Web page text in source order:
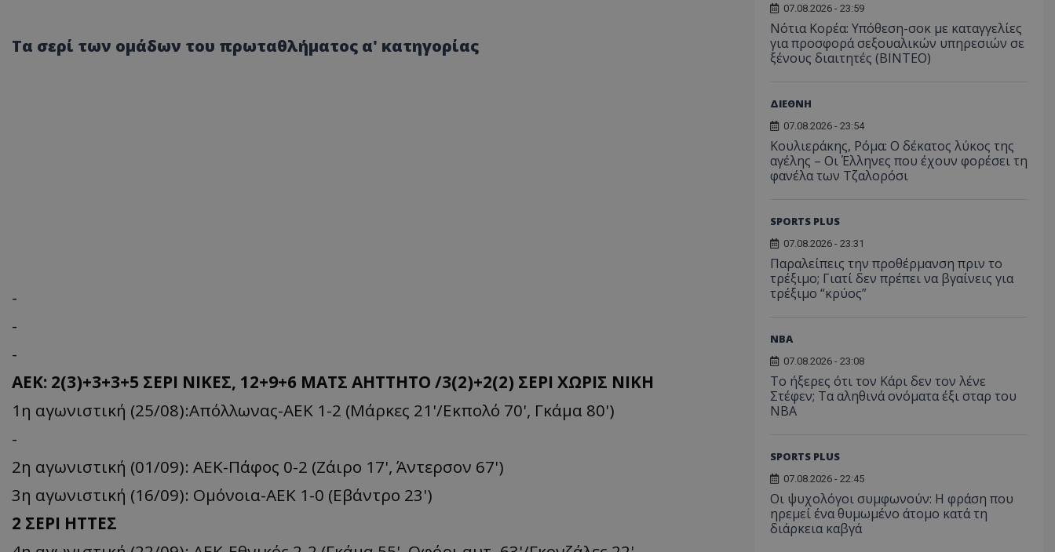
Tα σερί των ομάδων του πρωταθλήματος α' κατηγορίας
-
-
-
ΑΕΚ: 2(3)+3+3+5 ΣΕΡΙ ΝΙΚΕΣ, 12+9+6 ΜΑΤΣ ΑΗΤΤΗΤΟ /3(2)+2(2) ΣΕΡΙ ΧΩΡΙΣ ΝΙΚΗ
1η αγωνιστική (25/08):Απόλλωνας-ΑΕΚ 1-2 (Μάρκες 21'/Εκπολό 70', Γκάμα 80')
-
2η αγωνιστική (01/09): ΑΕΚ-Πάφος 0-2 (Ζάιρο 17', Άντερσον 67')
3η αγωνιστική (16/09): Ομόνοια-ΑΕΚ 1-0 (Εβάντρο 23')
2 ΣΕΡΙ ΗΤΤΕΣ
07.08.2026 - 23:59
Νότια Κορέα: Υπόθεση-σοκ με καταγγελίες
για προσφορά σεξουαλικών υπηρεσιών σε
ξένους διαιτητές (BINTEO)
ΔΙΕΘΝΗ
07.08.2026 - 23:54
Κουλιεράκης, Ρόμα: Ο δέκατος λύκος της
αγέλης – Οι Έλληνες που έχουν φορέσει τη
φανέλα των Τζαλορόσι
SPORTS PLUS
07.08.2026 - 23:31
Παραλείπεις την προθέρμανση πριν το
τρέξιμο; Γιατί δεν πρέπει να βγαίνεις για
τρέξιμο “κρύος”
NBA
07.08.2026 - 23:08
Το ήξερες ότι τον Κάρι δεν τον λένε
Στέφεν; Τα αληθινά ονόματα έξι σταρ του
NBA
SPORTS PLUS
07.08.2026 - 22:45
Οι ψυχολόγοι συμφωνούν: Η φράση που
ηρεμεί ένα θυμωμένο άτομο κατά τη
διάρκεια καβγά